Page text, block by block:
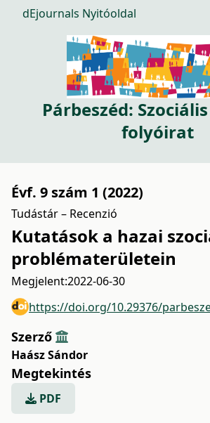
dEjournals Nyitóoldal
Párbeszéd:
folyóirat
Évf. 9 szám 1 (2022)
Tudástár – Recenzió
Kutatások a hazai
problématerületein
Megjelent:2022-06-30
https://doi.org/10.29376/
Szerző
Haász Sándor
Megtekintés
PDF